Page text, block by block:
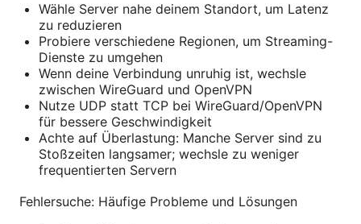
Wähle Server nahe deinem Standort, um Latenz
zu reduzieren
Probiere verschiedene Regionen, um Streaming-
Dienste zu umgehen
Wenn deine Verbindung unruhig ist, wechsle
zwischen WireGuard und OpenVPN
Nutze UDP statt TCP bei WireGuard/OpenVPN
für bessere Geschwindigkeit
Achte auf Überlastung: Manche Server sind zu
Stoßzeiten langsamer; wechsle zu weniger
frequentierten Servern
Fehlersuche: Häufige Probleme und Lösungen